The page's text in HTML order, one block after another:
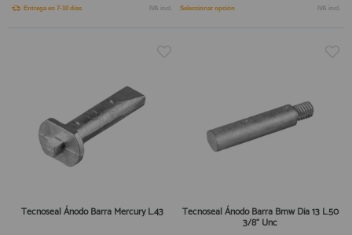
Entrega en 7-10 días IVA incl. Seleccionar opción IVA incl.
Tecnoseal Ánodo Barra Mercury L.43 Tecnoseal Ánodo Barra Bmw Dia 13 L.50
3/8" Unc